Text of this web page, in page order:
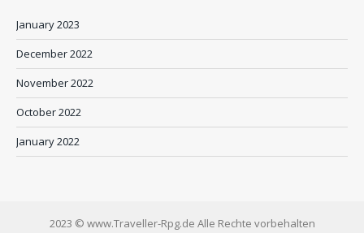
January 2023
December 2022
November 2022
October 2022
January 2022
2023 © www.Traveller-Rpg.de Alle Rechte vorbehalten